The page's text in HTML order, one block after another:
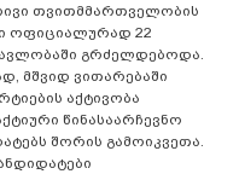
თვითმმართველობის
ოფიციალურად 22
გრძელდებოდა.
მშვიდ ვითარებაში
აქტივობა
წინასაარჩევნო
შორის გამოიკვეთა.